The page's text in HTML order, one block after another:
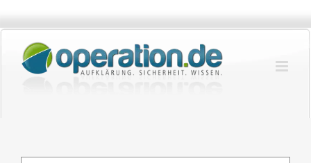
springen